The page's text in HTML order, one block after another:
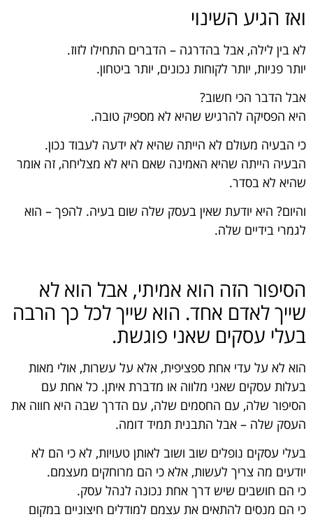
ואז הגיע השינוי
לא בין לילה, אבל בהדרגה – הדברים התחילו לזוז.
יותר פניות, יותר לקוחות נכונים, יותר ביטחון.
אבל הדבר הכי חשוב?
היא הפסיקה להרגיש שהיא לא מספיק טובה.
כי הבעיה מעולם לא הייתה שהיא לא ידעה לעבוד נכון.
הבעיה הייתה שהיא האמינה שאם היא לא מצליחה, זה אומר
שהיא לא בסדר.
והיום? היא יודעת שאין בעסק שלה שום בעיה. להפך – הוא
לגמרי בידיים שלה.
הסיפור הזה הוא אמיתי, אבל הוא לא
שייך לאדם אחד. הוא שייך לכל כך הרבה
בעלי עסקים שאני פוגשת.
הוא לא על עדי אחת ספציפית, אלא על עשרות, אולי מאות
בעלות עסקים שאני מלווה או מדברת איתן. כל אחת עם
הסיפור שלה, עם החסמים שלה, עם הדרך שבה היא חווה את
העסק שלה – אבל התבנית תמיד דומה.
בעלי עסקים נופלים שוב ושוב לאותן טעויות, לא כי הם לא
יודעים מה צריך לעשות, אלא כי הם מרוחקים מעצמם.
כי הם חושבים שיש דרך אחת נכונה לנהל עסק.
כי הם מנסים להתאים את עצמם למודלים חיצוניים במקום